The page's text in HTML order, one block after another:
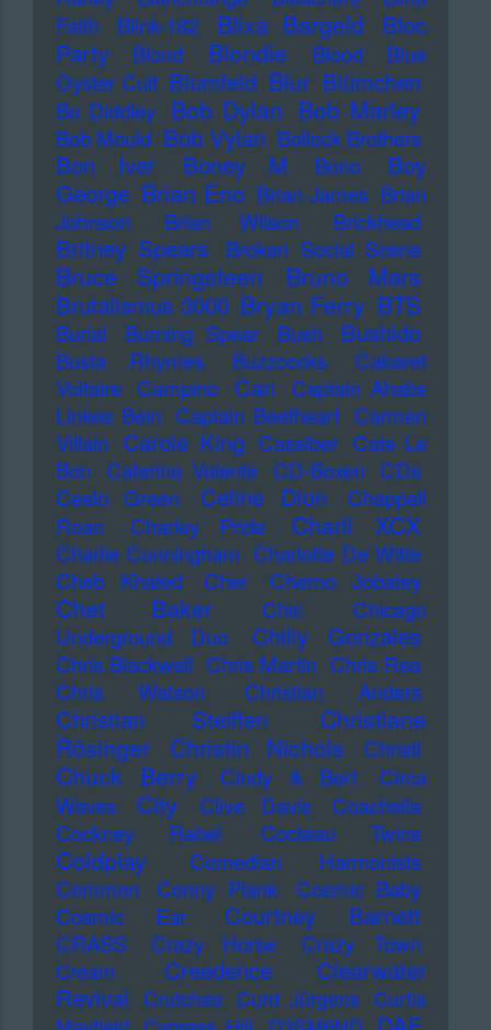
Faith
Blink-182 Blixa Bargeld
Bloc
Party
Blond Blondie Blood
Blue
Oyster Cult Blumfeld Blur Blümchen
Bo Diddley Bob Dylan Bob Marley
Bob Mould Bob Vylan Bollock Brothers
Bon Iver Boney M Bono
Boy
George Brian Eno Brian James Brian
Johnson
Brian Wilson Brickhead
Britney Spears Broken Social Scene
Bruce Springsteen Bruno Mars
Brutalismus 3000 Bryan Ferry BTS
Burial Burning Spear Bush Bushido
Busta Rhymes Buzzcocks
Cabaret
Voltaire Campino Can
Captain Ahabs
Linkes Bein Captain Beefheart Carmen
Villain Carole King Cassiber Cate Le
Bon
Caterina Valente CD-Boxen
CDs
Ceelo Green
Celine Dion
Chappell
Roan
Charley Pride Charli XCX
Charlie Cunningham Charlotte De Witte
Cheb Khaled
Cher Cherno Jobatey
Chet Baker Chic
Chicago
Underground Duo
Chilly Gonzales
Chris Blackwell Chris Martin Chris Rea
Chris Watson
Christian Anders
Christian Steiffen
Christiane
Rösinger
Christin Nichols Christl
Chuck Berry Cindy & Bert
Circa
Waves
City Clive Davis
Coachella
Cockney Rebel
Cocteau Twins
Coldplay
Comedian Harmonists
Common
Conny Plank
Cosmic Baby
Cosmic Ear
Courtney Barnett
CRASS Crazy Horse Crazy Town
Cream
Creedence Clearwater
Revival
Crutches Curd Jürgens Curtis